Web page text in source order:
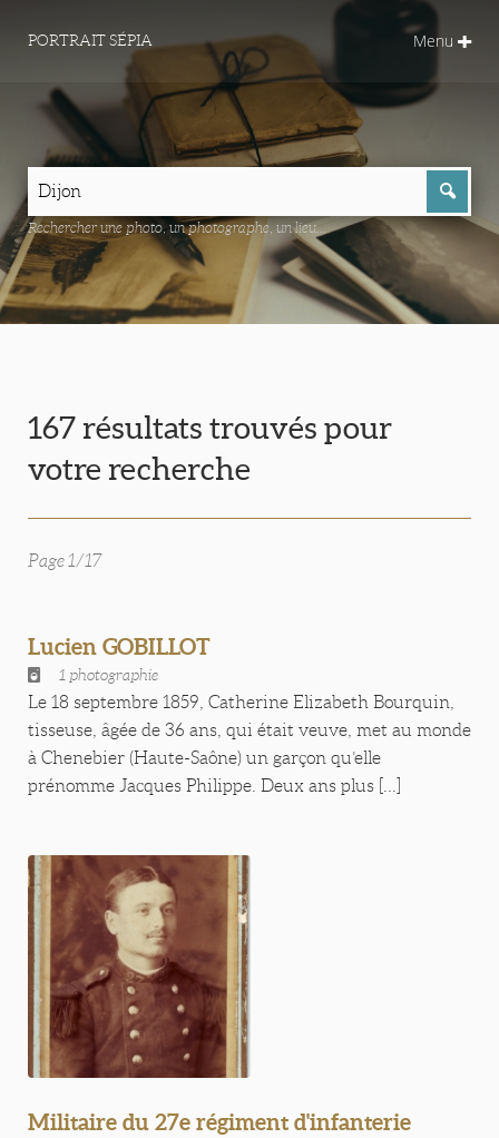
PORTRAIT SÉPIA Menu
Rechercher une photo, un photographe, un lieu...
167 résultats trouvés pour
votre recherche
Page 1/17
Lucien GOBILLOT
1 photographie
Le 18 septembre 1859, Catherine Elizabeth Bourquin,
tisseuse, âgée de 36 ans, qui était veuve, met au monde
à Chenebier (Haute-Saône) un garçon qu’elle
prénomme Jacques Philippe. Deux ans plus [...]
Militaire du 27e régiment d'infanterie